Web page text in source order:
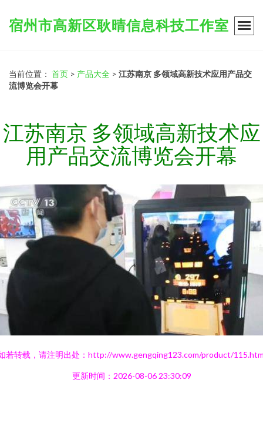
宿州市高新区耿晴信息科技工作室
当前位置： 首页 > 产品大全 > 江苏南京 多领域高新技术应用产品交
流博览会开幕
江苏南京 多领域高新技术应
用产品交流博览会开幕
若转载，请注明出处：http://www.gengqing123.com/product/
更新时间：2026-08-06 23:30:09